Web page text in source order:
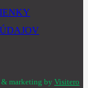
& marketing by Visitero